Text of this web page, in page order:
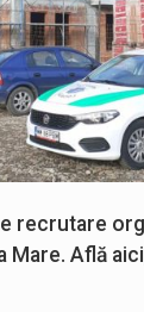
recrutare
Mare. Află